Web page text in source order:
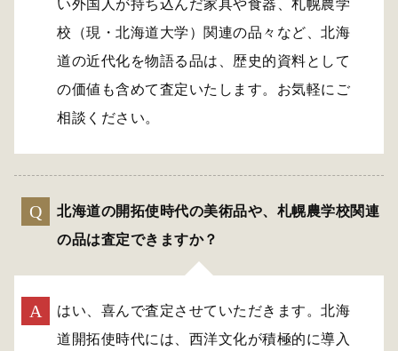
い外国人が持ち込んだ家具や食器、札幌農学
校（現・北海道大学）関連の品々など、北海
道の近代化を物語る品は、歴史的資料として
の価値も含めて査定いたします。お気軽にご
相談ください。
北海道の開拓使時代の美術品や、札幌農学校関連
の品は査定できますか？
はい、喜んで査定させていただきます。北海
道開拓使時代には、西洋文化が積極的に導入